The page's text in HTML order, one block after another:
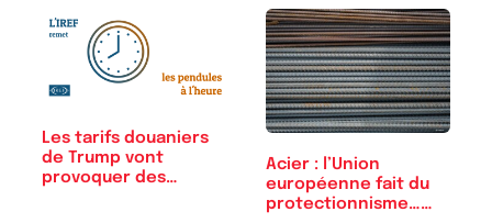
Les tarifs douaniers
de Trump vont
provoquer des…
Acier : l’Union
européenne fait du
protectionnisme……